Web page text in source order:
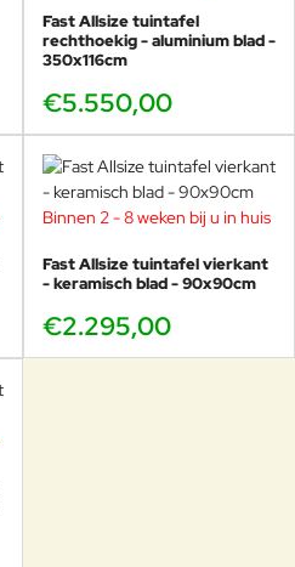
Fast Allsize tuintafel
rechthoekig - aluminium blad -
350x116cm
€5.550,00
Binnen 2 - 8 weken bij u in huis
Fast Allsize tuintafel vierkant
- keramisch blad - 90x90cm
€2.295,00